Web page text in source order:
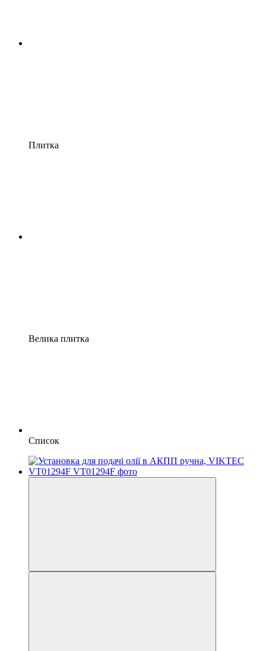
Плитка
Велика плитка
Список